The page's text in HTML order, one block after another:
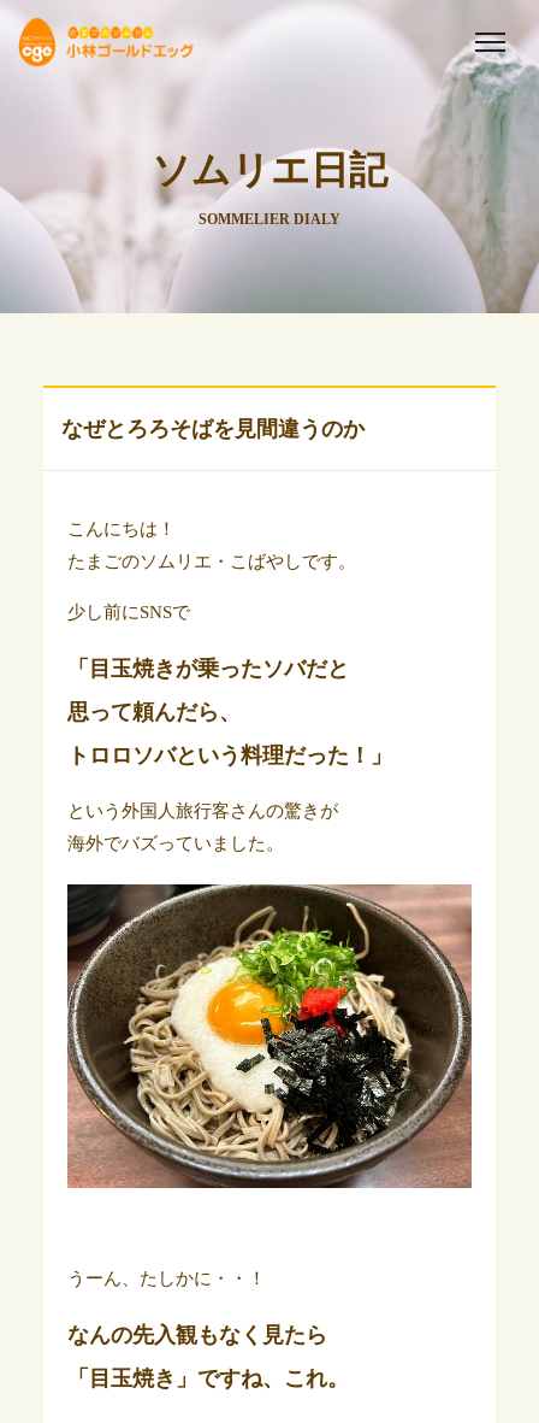
ソムリエ日記
SOMMELIER DIALY
なぜとろろそばを見間違うのか
こんにちは！
たまごのソムリエ・こばやしです。
少し前にSNSで
「目玉焼きが乗ったソバだと
思って頼んだら、
トロロソバという料理だった！」
という外国人旅行客さんの驚きが
海外でバズっていました。
うーん、たしかに・・！
なんの先入観もなく見たら
「目玉焼き」ですね、これ。